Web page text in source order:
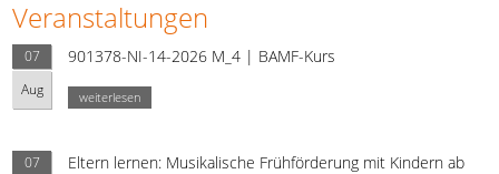
Veranstaltungen
07
Aug
901378-NI-14-2026 M_4 | BAMF-Kurs
weiterlesen
07
Eltern lernen: Musikalische Frühförderung mit Kindern ab